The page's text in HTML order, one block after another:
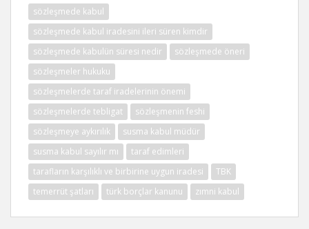
sözleşmede kabul
sözleşmede kabul iradesini ileri süren kimdir
sözleşmede kabulün süresi nedir
sözleşmede öneri
sözleşmeler hukuku
sözleşmelerde taraf iradelerinin önemi
sözleşmelerde tebligat
sözleşmenin feshi
sözleşmeye aykırılık
susma kabul müdür
susma kabul sayılır mı
taraf edimleri
tarafların karşılıklı ve birbirine uygun iradesi
TBK
temerrüt şatları
türk borçlar kanunu zımni kabul